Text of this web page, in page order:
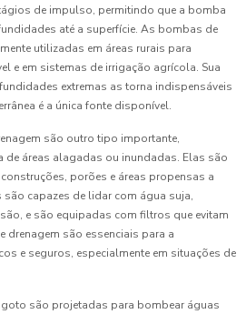
de impulso, permitindo que a bomba
até a superfície. As bombas de
utilizadas em áreas rurais para
e em sistemas de irrigação agrícola. Sua
extremas as torna indispensáveis
é a única fonte disponível.
são outro tipo importante,
de áreas alagadas ou inundadas. Elas são
porões e áreas propensas a
capazes de lidar com água suja,
e são equipadas com filtros que evitam
drenagem são essenciais para a
e seguros, especialmente em situações de
são projetadas para bombear águas